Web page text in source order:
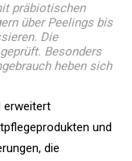
präbiotischen
über Peelings bis
Die
Besonders
heben sich
erweitert
und
die